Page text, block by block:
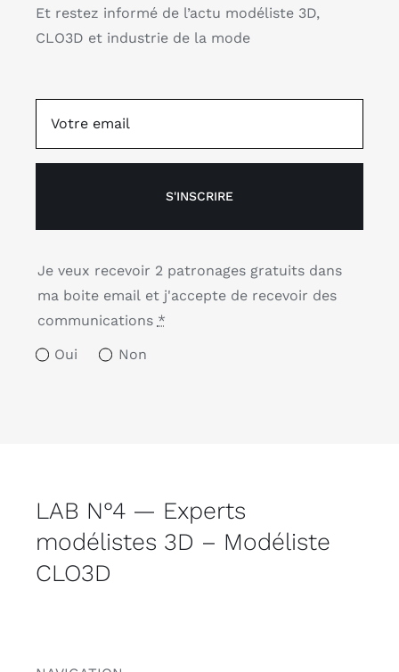
Et restez informé de l’actu modéliste 3D,
CLO3D et industrie de la mode
S'INSCRIRE
Je veux recevoir 2 patronages gratuits dans
ma boite email et j'accepte de recevoir des
communications *
Oui Non
LAB N°4 — Experts
modélistes 3D – Modéliste
CLO3D